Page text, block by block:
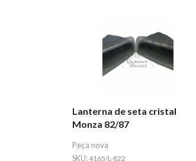
Lanterna de seta cristal
Monza 82/87
Peça nova
SKU:4165/L-822